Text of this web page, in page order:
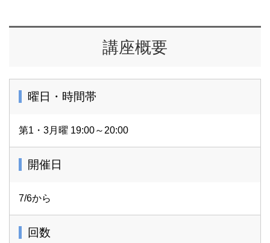
講座概要
曜日・時間帯
第1・3月曜 19:00～20:00
開催日
7/6から
回数